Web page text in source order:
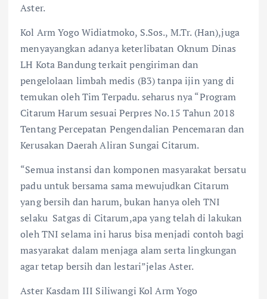
Aster.
Kol Arm Yogo Widiatmoko, S.Sos., M.Tr. (Han),juga
menyayangkan adanya keterlibatan Oknum Dinas
LH Kota Bandung terkait pengiriman dan
pengelolaan limbah medis (B3) tanpa ijin yang di
temukan oleh Tim Terpadu. seharus nya “Program
Citarum Harum sesuai Perpres No.15 Tahun 2018
Tentang Percepatan Pengendalian Pencemaran dan
Kerusakan Daerah Aliran Sungai Citarum.
“Semua instansi dan komponen masyarakat bersatu
padu untuk bersama sama mewujudkan Citarum
yang bersih dan harum, bukan hanya oleh TNI
selaku Satgas di Citarum,apa yang telah di lakukan
oleh TNI selama ini harus bisa menjadi contoh bagi
masyarakat dalam menjaga alam serta lingkungan
agar tetap bersih dan lestari”jelas Aster.
Aster Kasdam III Siliwangi Kol Arm Yogo